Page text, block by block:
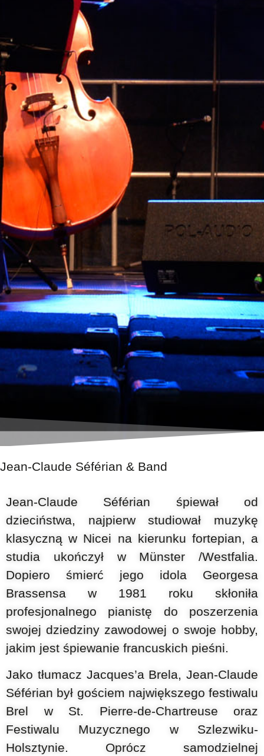
Jean-Claude Séférian & Band
Jean-Claude Séférian śpiewał od
dzieciństwa, najpierw studiował muzykę
klasyczną w Nicei na kierunku fortepian, a
studia ukończył w Münster /Westfalia.
Dopiero śmierć jego idola Georgesa
Brassensa w 1981 roku skłoniła
profesjonalnego pianistę do poszerzenia
swojej dziedziny zawodowej o swoje hobby,
jakim jest śpiewanie francuskich pieśni.
Jako tłumacz Jacques’a Brela, Jean-Claude
Séférian był gościem największego festiwalu
Brel w St. Pierre-de-Chartreuse oraz
Festiwalu Muzycznego w Szlezwiku-
Holsztynie. Oprócz samodzielnej